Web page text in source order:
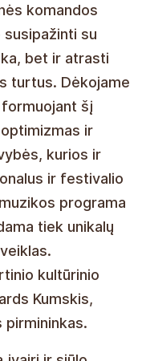
komandos
su
bet ir atrasti
turtus. Dėkojame
formuojant šį
ir
kurios ir
ir festivalio
programa
tiek unikalų
kultūrinio
Kumskis,
pirmininkas.